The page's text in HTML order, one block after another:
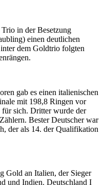
in der Besetzung
einen deutlichen
dem Goldtrio folgten
gab es einen italienischen
mit 198,8 Ringen vor
sich. Dritter wurde der
Bester Deutscher war
der als 14. der Qualifikation
Gold an Italien, der Sieger
und Indien. Deutschland I